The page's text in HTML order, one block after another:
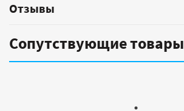
Отзывы
Сопутствующие товары